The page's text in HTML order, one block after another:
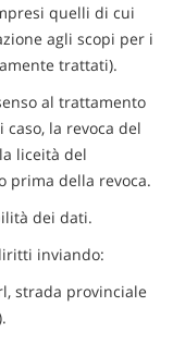
quelli di cui
agli scopi per i
trattati).
al trattamento
la revoca del
liceità del
prima della revoca.
dei dati.
inviando:
strada provinciale